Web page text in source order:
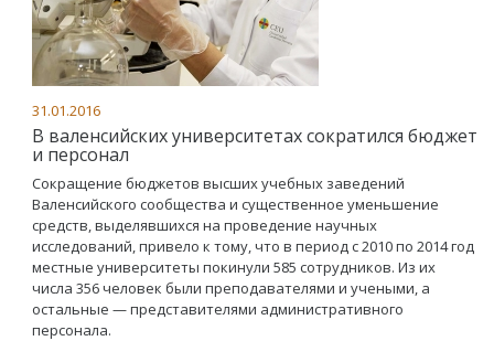
31.01.2016
В валенсийских университетах сократился бюджет
и персонал
Сокращение бюджетов высших учебных заведений
Валенсийского сообщества и существенное уменьшение
средств, выделявшихся на проведение научных
исследований, привело к тому, что в период с 2010 по 2014 год
местные университеты покинули 585 сотрудников. Из их
числа 356 человек были преподавателями и учеными, а
остальные — представителями административного
персонала.